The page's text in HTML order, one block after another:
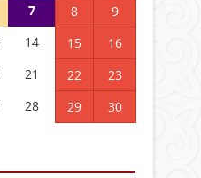
7 8
9
14 15
16
21 22
23
28 29
30